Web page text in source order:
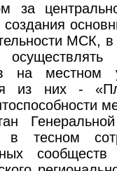
за
МСК, в
на местном
из них -
в тесном